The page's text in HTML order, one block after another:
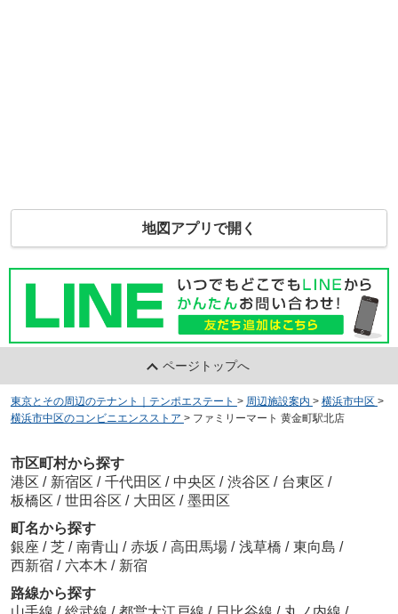
地図アプリで開く
ページトップへ
東京とその周辺のテナント｜テンポエステート > 周辺施設案内 > 横浜市中区 >
横浜市中区のコンビニエンスストア > ファミリーマート 黄金町駅北店
市区町村から探す
港区 / 新宿区 / 千代田区 / 中央区 / 渋谷区 / 台東区 /
板橋区 / 世田谷区 / 大田区 / 墨田区
町名から探す
銀座 / 芝 / 南青山 / 赤坂 / 高田馬場 / 浅草橋 / 東向島 /
西新宿 / 六本木 / 新宿
路線から探す